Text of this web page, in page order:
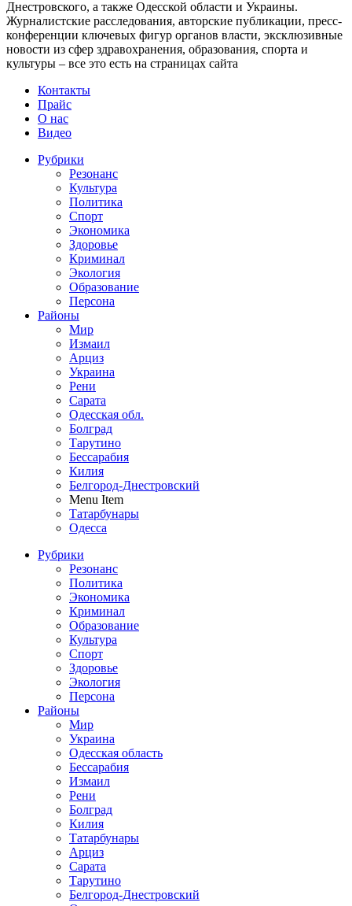
Днестровского, а также Одесской области и Украины.
Журналистские расследования, авторские публикации, пресс-
конференции ключевых фигур органов власти, эксклюзивные
новости из сфер здравохранения, образования, спорта и
культуры – все это есть на страницах сайта
Контакты
Прайс
О нас
Видео
Рубрики
Резонанс
Культура
Политика
Спорт
Экономика
Здоровье
Криминал
Экология
Образование
Персона
Районы
Мир
Измаил
Арциз
Украина
Рени
Сарата
Одесская обл.
Болград
Тарутино
Бессарабия
Килия
Белгород-Днестровский
Menu Item
Татарбунары
Одесса
Рубрики
Резонанс
Политика
Экономика
Криминал
Образование
Культура
Спорт
Здоровье
Экология
Персона
Районы
Мир
Украина
Одесская область
Бессарабия
Измаил
Рени
Болград
Килия
Татарбунары
Арциз
Сарата
Тарутино
Белгород-Днестровский